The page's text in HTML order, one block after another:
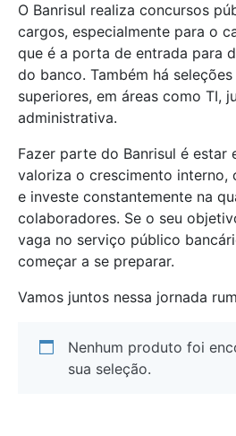
O Banrisul realiza concursos
cargos, especialmente para o
que é a porta de entrada para
do banco. Também há
superiores, em áreas como TI,
administrativa.
Fazer parte do Banrisul é estar
valoriza o crescimento interno,
e investe constantemente na
colaboradores. Se o seu
vaga no serviço público
começar a se preparar.
Vamos juntos nessa jornada
Nenhum produto foi
sua seleção.